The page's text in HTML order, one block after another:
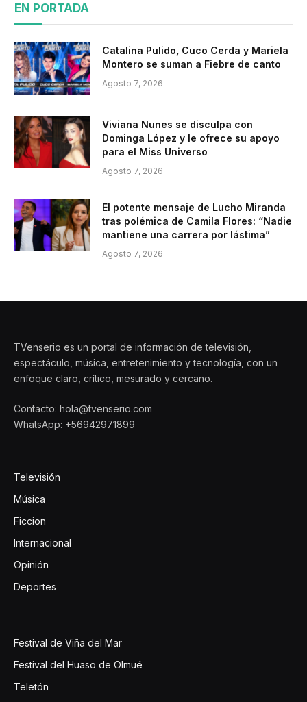
EN PORTADA
Catalina Pulido, Cuco Cerda y Mariela
Montero se suman a Fiebre de canto
Agosto 7, 2026
Viviana Nunes se disculpa con
Dominga López y le ofrece su apoyo
para el Miss Universo
Agosto 7, 2026
El potente mensaje de Lucho Miranda
tras polémica de Camila Flores: “Nadie
mantiene una carrera por lástima”
Agosto 7, 2026
TVenserio es un portal de información de televisión,
espectáculo, música, entretenimiento y tecnología, con un
enfoque claro, crítico, mesurado y cercano.
Contacto: hola@tvenserio.com
WhatsApp: +56942971899
Televisión
Música
Ficcion
Internacional
Opinión
Deportes
Festival de Viña del Mar
Festival del Huaso de Olmué
Teletón